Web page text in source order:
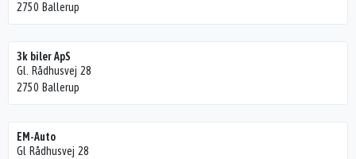
2750 Ballerup
3k biler ApS
Gl. Rådhusvej 28
2750 Ballerup
EM-Auto
Gl Rådhusvej 28